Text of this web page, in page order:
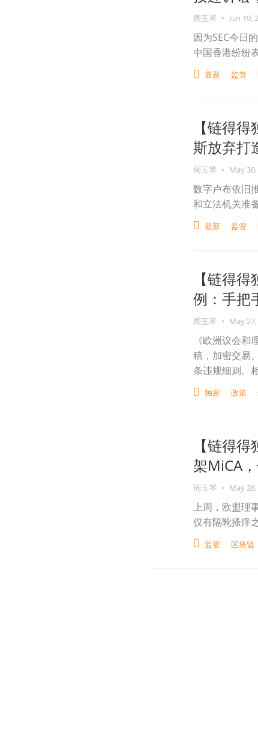
周玉琴 • Jun 19,
因为SEC今日
中国香港纷纷
最新 监管
【链得
斯放弃打
周玉琴 • May
数字卢布依旧
和立法机关准
最新 监管
【链得
例：手把
周玉琴 • May
《欧洲议会
稿，加密交易
条违规细则。
独家 政策
【链得
架MiCA
周玉琴 • May
上周，欧盟理
仅有隔靴搔痒
监管 区块链